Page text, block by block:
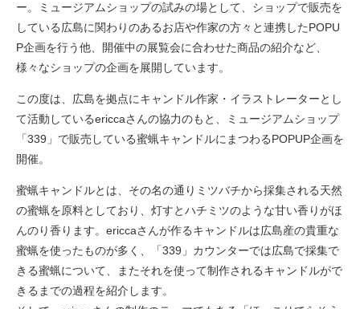
ー。ミュージアムショップの試みの場として、ショップで販売を
している広島に関わりのあるお店や作家の方々と連携したPOPU
P企画を行う他、開催中の展覧会に合わせた商品の紹介など、
様々なショップの企画を展開しています。
この度は、広島を拠点にキャンドル作家・イラストレーターとし
て活動しているericcaさんの協力のもと、ミュージアムショップ
「339」で販売している蜜蝋キャンドルにまつわるPOPUP企画を
開催。
蜜蝋キャンドルとは、その名の通りミツバチから採集される天然
の蜜蝋を原料としており、灯すとハチミツのような甘い香りがほ
んのり香ります。ericcaさんが作るキャンドルは広島産の貴重な
蜜蝋を使ったものが多く、「339」カウンターでは広島で採集で
きる蜜蝋について、またそれを使って制作されるキャンドルがで
きるまでの過程を紹介します。